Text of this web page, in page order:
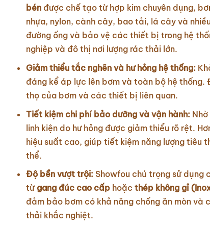
bénđược chế tạo từ hợp kim chuyên dụng,
nhựa, nylon, cành cây, bao tải, lá cây và
đường ống và bảo vệ các thiết bị trong hệ
nghiệp và đô thị nơi lượng rác thải lớn.
Giảm thiểu tắc nghẽn và hư hỏng hệ thống:
đáng kể áp lực lên bơm và toàn bộ hệ
thọ của bơm và các thiết bị liên quan.
Tiết kiệm chi phí bảo dưỡng và vận hành:Nhờ
linh kiện do hư hỏng được giảm thiểu rõ rệt.
hiệu suất cao, giúp tiết kiệm năng lượng tiêu
thể.
Độ bền vượt trội:Showfou chú trọng sử dụng
từ gang đúc cao cấphoặc thép không gỉ
đảm bảo bơm có khả năng chống ăn mòn
thải khắc nghiệt.